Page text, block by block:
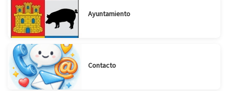
Ayuntamiento
Contacto